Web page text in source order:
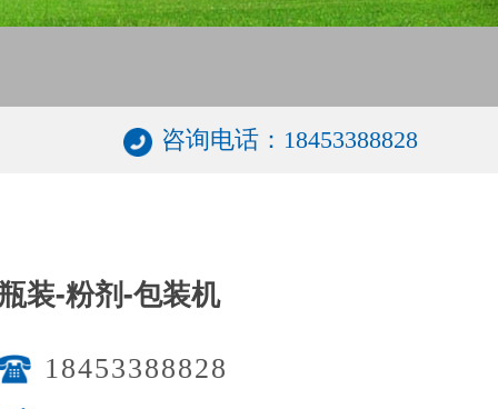
咨询电话：18453388828
装-粉剂-包装机
18453388828